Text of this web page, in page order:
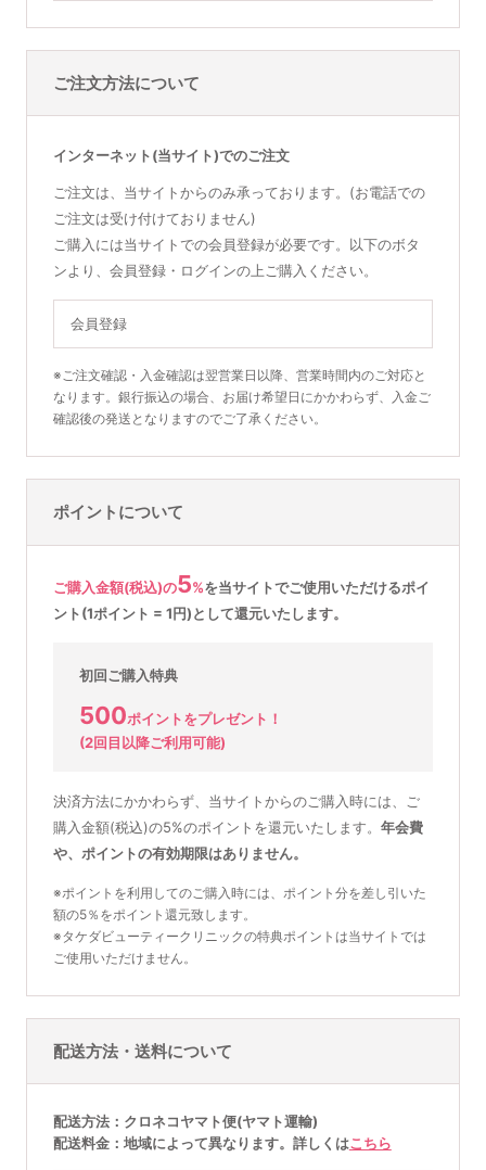
ご注文方法について
インターネット(当サイト)でのご注文
ご注文は、当サイトからのみ承っております。(お電話での
ご注文は受け付けておりません)
ご購入には当サイトでの会員登録が必要です。以下のボタ
ンより、会員登録・ログインの上ご購入ください。
会員登録
※ご注文確認・入金確認は翌営業日以降、営業時間内のご対応と
なります。銀行振込の場合、お届け希望日にかかわらず、入金ご
確認後の発送となりますのでご了承ください。
ポイントについて
ご購入金額(税込)の5%を当サイトでご使用いただけるポイ
ント(1ポイント = 1円)として還元いたします。
初回ご購入特典
500ポイントをプレゼント！
(2回目以降ご利用可能)
決済方法にかかわらず、当サイトからのご購入時には、ご
購入金額(税込)の5%のポイントを還元いたします。 年会費
や、ポイントの有効期限はありません。
※ポイントを利用してのご購入時には、ポイント分を差し引いた
額の5％をポイント還元致します。
※タケダビューティークリニックの特典ポイントは当サイトでは
ご使用いただけません。
配送方法・送料について
配送方法
クロネコヤマト便(ヤマト運輸)
配送料金
地域によって異なります。詳しくはこちら